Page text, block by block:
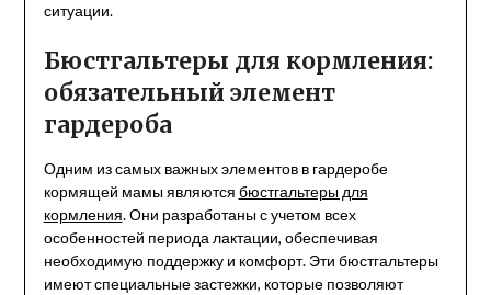
ситуации.
Бюстгальтеры для кормления:
обязательный элемент
гардероба
Одним из самых важных элементов в гардеробе
кормящей мамы являются бюстгальтеры для
кормления. Они разработаны с учетом всех
особенностей периода лактации, обеспечивая
необходимую поддержку и комфорт. Эти бюстгальтеры
имеют специальные застежки, которые позволяют